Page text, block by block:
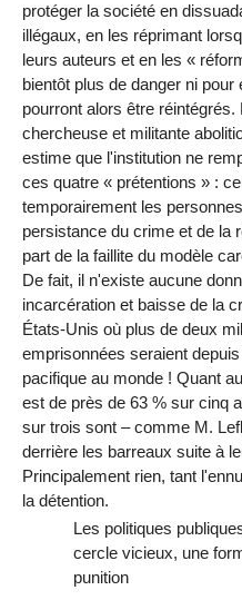
protéger la société en
illégaux, en les réprimant
leurs auteurs et en les «
bientôt plus de danger ni
pourront alors être
chercheuse et militante
estime que l'institution ne
ces quatre « prétentions » :
temporairement les
persistance du crime et de la
part de la faillite du modèle
De fait, il n'existe aucune
incarcération et baisse de la
États-Unis où plus de deux
emprisonnées seraient
pacifique au monde ! Quant
est de près de 63 % sur cinq
sur trois sont – comme M.
derrière les barreaux suite à
Principalement rien, tant
la détention.
Les politiques
cercle vicieux, une
punition